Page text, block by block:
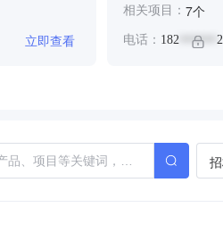
立即查看
相关项目： 7个
电话： 182******